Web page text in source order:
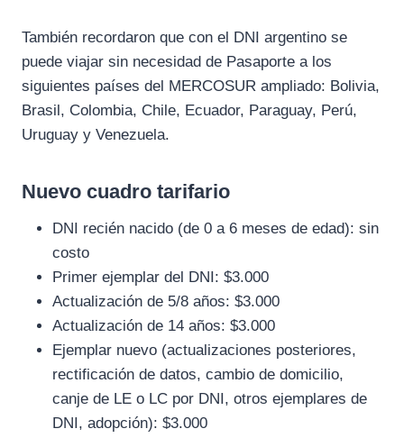
También recordaron que con el DNI argentino se
puede viajar sin necesidad de Pasaporte a los
siguientes países del MERCOSUR ampliado: Bolivia,
Brasil, Colombia, Chile, Ecuador, Paraguay, Perú,
Uruguay y Venezuela.
Nuevo cuadro tarifario
DNI recién nacido (de 0 a 6 meses de edad): sin
costo
Primer ejemplar del DNI: $3.000
Actualización de 5/8 años: $3.000
Actualización de 14 años: $3.000
Ejemplar nuevo (actualizaciones posteriores,
rectificación de datos, cambio de domicilio,
canje de LE o LC por DNI, otros ejemplares de
DNI, adopción): $3.000